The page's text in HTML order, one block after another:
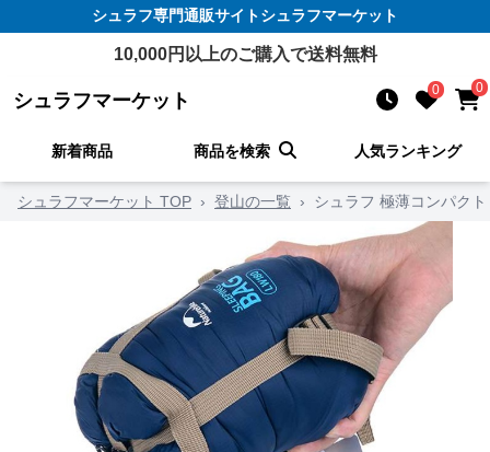
シュラフ専門通販サイトシュラフマーケット
10,000円以上のご購入で送料無料
シュラフマーケット 0 0
新着商品 商品を検索 人気ランキング
シュラフマーケット TOP › 登山の一覧 › シュラフ 極薄コンパク